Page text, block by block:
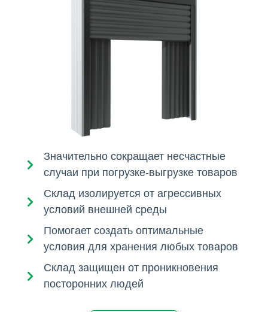
Значительно сокращает несчастные
случаи при погрузке-выгрузке товаров
Склад изолируется от агрессивных
условий внешней среды
Помогает создать оптимальные
условия для хранения любых товаров
Склад защищен от проникновения
посторонних людей